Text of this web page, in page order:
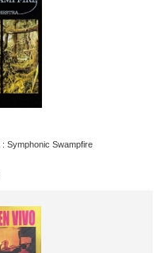
Symphonic Swampfire